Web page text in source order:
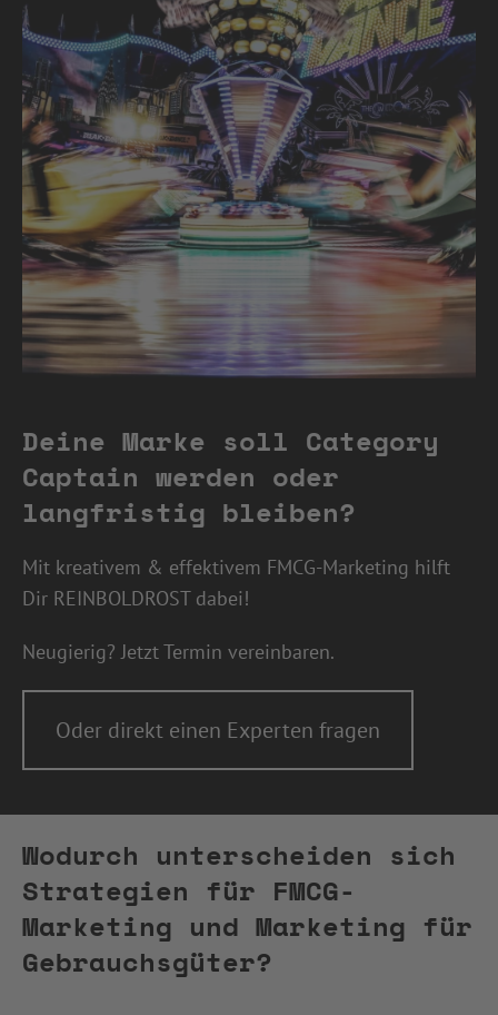
Deine Marke soll Category
Captain werden oder
langfristig bleiben?
Mit kreativem & effektivem FMCG-Marketing hilft
Dir REINBOLDROST dabei!
Neugierig? Jetzt Termin vereinbaren.
Oder direkt einen Experten fragen
Wodurch unterscheiden sich
Strategien für FMCG-
Marketing und Marketing für
Gebrauchsgüter?